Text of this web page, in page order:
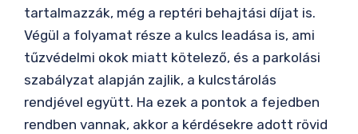
tartalmazzák, még a reptéri behajtási díjat is.
Végül a folyamat része a kulcs leadása is, ami
tűzvédelmi okok miatt kötelező, és a parkolási
szabályzat alapján zajlik, a kulcstárolás
rendjével együtt. Ha ezek a pontok a fejedben
rendben vannak, akkor a kérdésekre adott rövid